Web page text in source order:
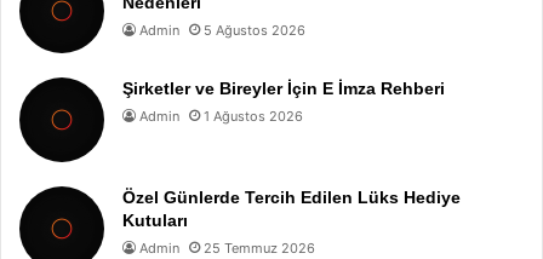
Admin 5 Ağustos 2026
Şirketler ve Bireyler İçin E İmza Rehberi
Admin 1 Ağustos 2026
Özel Günlerde Tercih Edilen Lüks Hediye
Kutuları
Admin 25 Temmuz 2026